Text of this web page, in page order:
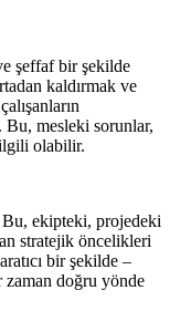
şeffaf bir şekilde
kaldırmak ve
mesleki sorunlar,
olabilir.
ekipteki, projedeki
stratejik öncelikleri
bir şekilde –
zaman doğru yönde